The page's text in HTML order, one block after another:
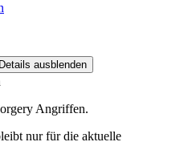
Details ausblenden
Angriffen.
nur für die aktuelle